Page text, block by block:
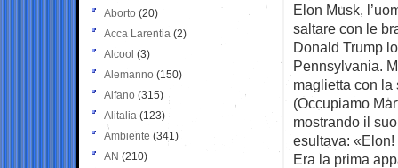
Elon Musk,
saltare con le
Donald Trump
Pennsylvania.
maglietta con la
(Occupiamo
mostrando il
esultava: «Elon!
Era la prima
Aborto (20)
Acca Larentia (2)
Alcool (3)
Alemanno (150)
Alfano (315)
Alitalia (123)
Ambiente (341)
AN (210)